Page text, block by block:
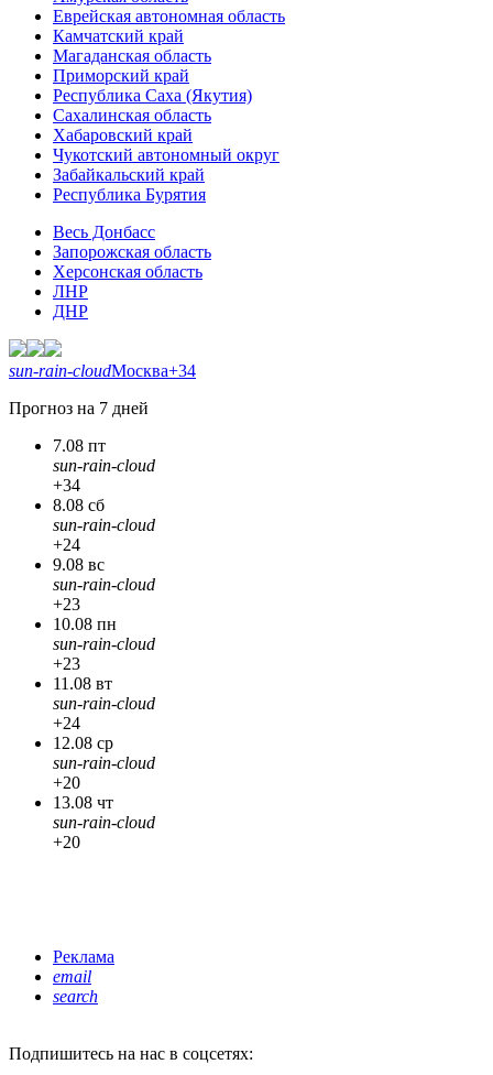
Еврейская автономная область
Камчатский край
Магаданская область
Приморский край
Республика Саха (Якутия)
Сахалинская область
Хабаровский край
Чукотский автономный округ
Забайкальский край
Республика Бурятия
Весь Донбасс
Запорожская область
Херсонская область
ЛНР
ДНР
sun-rain-cloudМосква+34
Прогноз на 7 дней
7.08 пт
sun-rain-cloud
+34
8.08 сб
sun-rain-cloud
+24
9.08 вс
sun-rain-cloud
+23
10.08 пн
sun-rain-cloud
+23
11.08 вт
sun-rain-cloud
+24
12.08 ср
sun-rain-cloud
+20
13.08 чт
sun-rain-cloud
+20
Реклама
email
search
Подпишитесь на нас в соцсетях: